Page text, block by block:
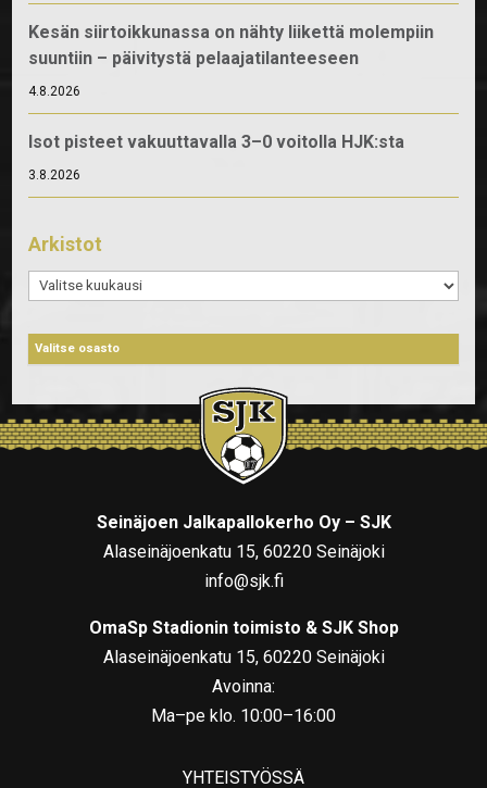
Kesän siirtoikkunassa on nähty liikettä molempiin
suuntiin – päivitystä pelaajatilanteeseen
4.8.2026
Isot pisteet vakuuttavalla 3–0 voitolla HJK:sta
3.8.2026
Arkistot
Arkistot
Seinäjoen Jalkapallokerho Oy – SJK
Alaseinäjoenkatu 15, 60220 Seinäjoki
info@sjk.fi
OmaSp Stadionin toimisto & SJK Shop
Alaseinäjoenkatu 15, 60220 Seinäjoki
Avoinna:
Ma–pe klo. 10:00–16:00
YHTEISTYÖSSÄ